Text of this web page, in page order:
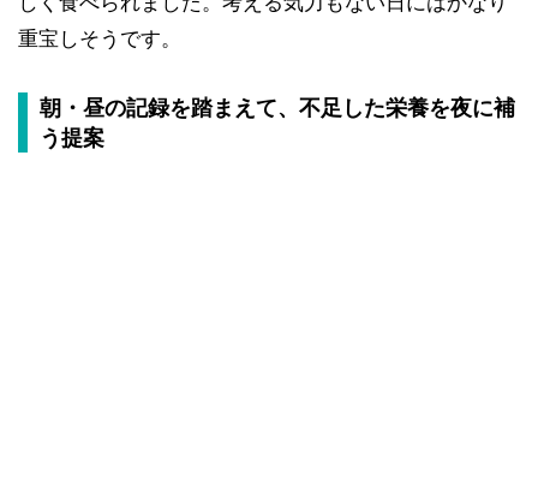
重宝しそうです。
朝・昼の記録を踏まえて、不足した栄養を夜に補
う提案